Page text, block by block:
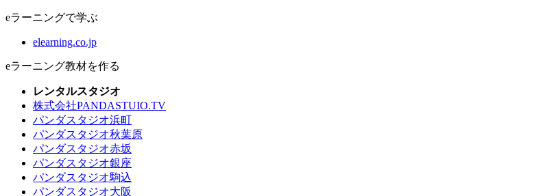
eラーニングで学ぶ
elearning.co.jp
eラーニング教材を作る
レンタルスタジオ
株式会社PANDASTUIO.TV
パンダスタジオ浜町
パンダスタジオ秋葉原
パンダスタジオ赤坂
パンダスタジオ銀座
パンダスタジオ駒込
パンダスタジオ大阪